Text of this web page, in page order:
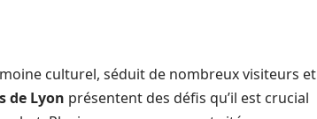
culturel, séduit de nombreux visiteurs et
de Lyon présentent des défis qu’il est crucial